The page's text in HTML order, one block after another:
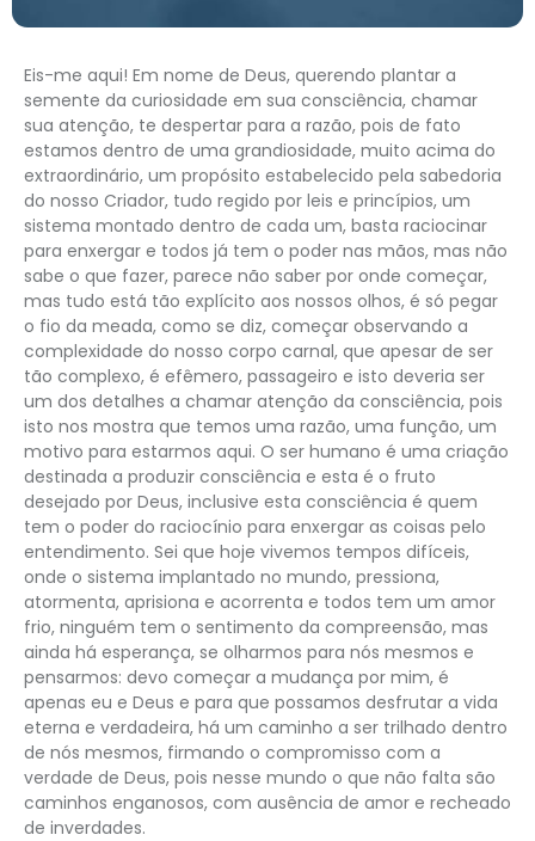
Eis-me aqui! Em nome de Deus, querendo plantar a
semente da curiosidade em sua consciência, chamar
sua atenção, te despertar para a razão, pois de fato
estamos dentro de uma grandiosidade, muito acima do
extraordinário, um propósito estabelecido pela sabedoria
do nosso Criador, tudo regido por leis e princípios, um
sistema montado dentro de cada um, basta raciocinar
para enxergar e todos já tem o poder nas mãos, mas não
sabe o que fazer, parece não saber por onde começar,
mas tudo está tão explícito aos nossos olhos, é só pegar
o fio da meada, como se diz, começar observando a
complexidade do nosso corpo carnal, que apesar de ser
tão complexo, é efêmero, passageiro e isto deveria ser
um dos detalhes a chamar atenção da consciência, pois
isto nos mostra que temos uma razão, uma função, um
motivo para estarmos aqui. O ser humano é uma criação
destinada a produzir consciência e esta é o fruto
desejado por Deus, inclusive esta consciência é quem
tem o poder do raciocínio para enxergar as coisas pelo
entendimento. Sei que hoje vivemos tempos difíceis,
onde o sistema implantado no mundo, pressiona,
atormenta, aprisiona e acorrenta e todos tem um amor
frio, ninguém tem o sentimento da compreensão, mas
ainda há esperança, se olharmos para nós mesmos e
pensarmos: devo começar a mudança por mim, é
apenas eu e Deus e para que possamos desfrutar a vida
eterna e verdadeira, há um caminho a ser trilhado dentro
de nós mesmos, firmando o compromisso com a
verdade de Deus, pois nesse mundo o que não falta são
caminhos enganosos, com ausência de amor e recheado
de inverdades.